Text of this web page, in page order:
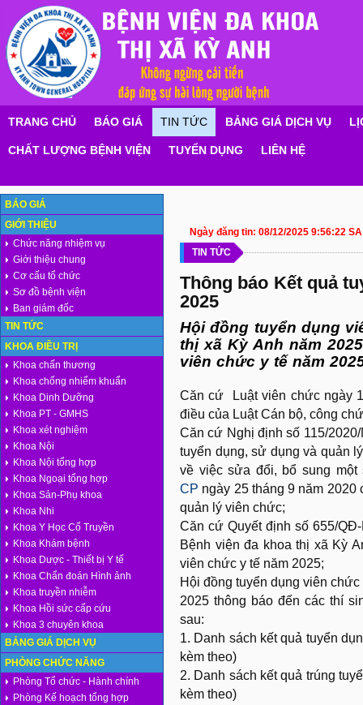
TRANG CHỦ BÁO GIÁ TIN TỨC BẢNG GIÁ DỊCH VỤ
CHẤT LƯỢNG BỆNH VIỆN TUYỂN DỤNG LIÊN HỆ
BÁO GIÁ
GIỚI THIỆU
Chức năng nhiệm vụ
Giới thiệu chung
Cơ cấu tổ chức
Sơ đồ bệnh viện
Ban giám đốc
TIN TỨC
KHOA ĐIỀU TRỊ
Khoa chấn thương
Khoa chống nhiểm khuẩn
Khoa Dinh Dưỡng
Khoa PT - GMHS
Khoa xét nghiệm
Khoa Nội
Khoa Nội tổng hợp
Khoa Ngoại tổng hợp
Khoa Sản-Phụ khoa
Khoa Nhi
Khoa Y Học Cổ Truyền
Khoa Khám bệnh
Khoa Dược - Thiết bị Y tế
Khoa Chẩn đoán Hình ảnh
Khoa truyền nhiễm
Khoa Hồi sức cấp cứu
Khoa 3 chuyên khoa
BẢNG GIÁ DỊCH VỤ
PHÒNG CHỨC NĂNG
Phòng Tổ chức - Hành chính
Phòng Kế hoạch tổng hợp
Ngày đăng tin: 08/12/2025 9:56:22 SA
TIN TỨC
Thông báo Kết quả
2025
Hội đồng tuyển dụng
thị xã Kỳ Anh năm
viên chức y tế năm
Căn cứ Luật viên chức ngày
điều của Luật Cán bộ, công
Căn cứ Nghị định số 115/
tuyển dụng, sử dụng và quản
về việc sửa đổi, bổ sung
CP ngày 25 tháng 9 năm
quản lý viên chức;
Căn cứ Quyết định số 655/
Bệnh viện đa khoa thị xã Kỳ
viên chức y tế năm 2025;
Hội đồng tuyển dụng viên
2025 thông báo đến các thí
sau:
1. Danh sách kết quả tuyển
kèm theo)
2. Danh sách kết quả trúng
kèm theo)